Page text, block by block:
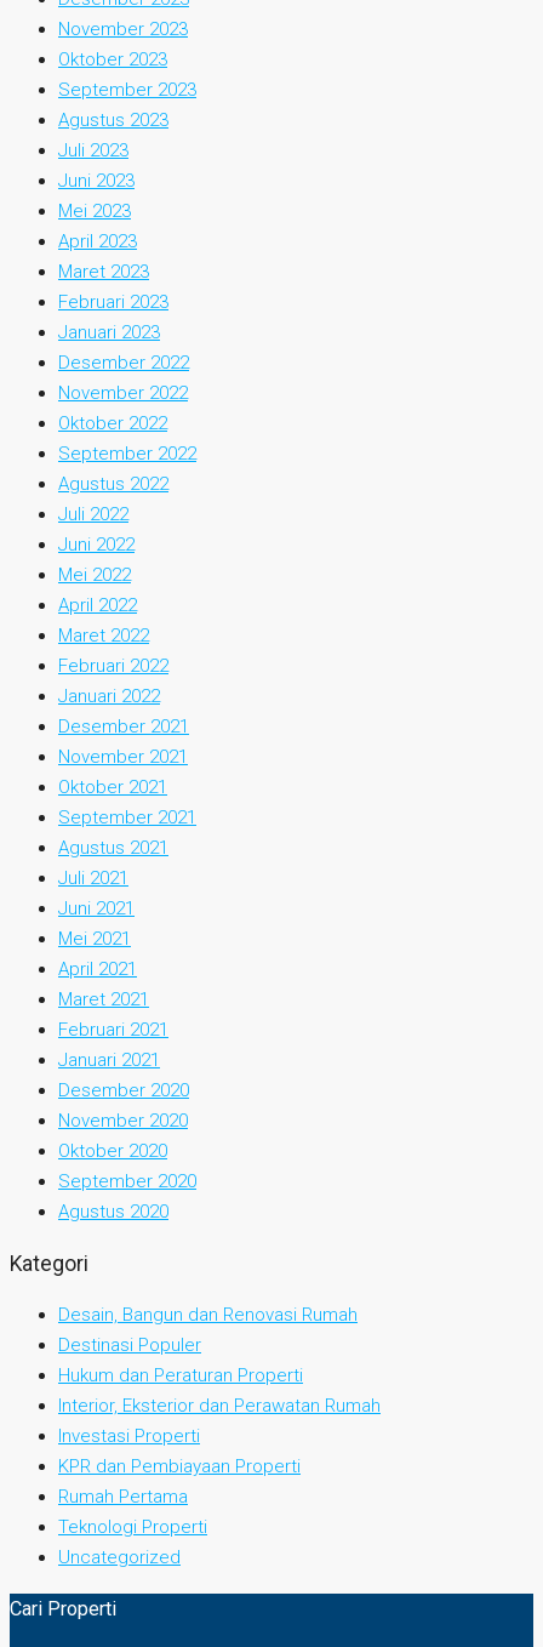
November 2023
Oktober 2023
September 2023
Agustus 2023
Juli 2023
Juni 2023
Mei 2023
April 2023
Maret 2023
Februari 2023
Januari 2023
Desember 2022
November 2022
Oktober 2022
September 2022
Agustus 2022
Juli 2022
Juni 2022
Mei 2022
April 2022
Maret 2022
Februari 2022
Januari 2022
Desember 2021
November 2021
Oktober 2021
September 2021
Agustus 2021
Juli 2021
Juni 2021
Mei 2021
April 2021
Maret 2021
Februari 2021
Januari 2021
Desember 2020
November 2020
Oktober 2020
September 2020
Agustus 2020
Kategori
Desain, Bangun dan Renovasi Rumah
Destinasi Populer
Hukum dan Peraturan Properti
Interior, Eksterior dan Perawatan Rumah
Investasi Properti
KPR dan Pembiayaan Properti
Rumah Pertama
Teknologi Properti
Uncategorized
Cari Properti